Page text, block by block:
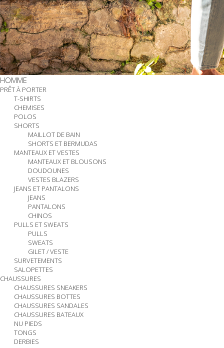
HOMME
PRÊT À PORTER
T-SHIRTS
CHEMISES
POLOS
SHORTS
MAILLOT DE BAIN
SHORTS ET BERMUDAS
MANTEAUX ET VESTES
MANTEAUX ET BLOUSONS
DOUDOUNES
VESTES BLAZERS
JEANS ET PANTALONS
JEANS
PANTALONS
CHINOS
PULLS ET SWEATS
PULLS
SWEATS
GILET / VESTE
SURVETEMENTS
SALOPETTES
CHAUSSURES
CHAUSSURES SNEAKERS
CHAUSSURES BOTTES
CHAUSSURES SANDALES
CHAUSSURES BATEAUX
NU PIEDS
TONGS
DERBIES